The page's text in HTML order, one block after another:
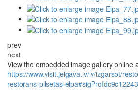
prev
next
View the embedded image gallery online
https://www.visit.jelgava.lv/lv/izgarsot/
restorans-pilsetas-